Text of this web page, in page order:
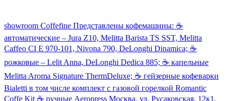
showroom Coffefine Представлены кофемашины: ☕️
автоматические – Jura Z10, Melitta Barista TS SST, Melitta
Caffeo CI Е 970-101, Nivona 790, DeLonghi Dinamica; ☕️
рожковые – Lelit Anna, DeLonghi Dedica 885; ☕️ капельные
Melitta Aroma Signature ThermDeluxe; ☕️ гейзерные кофеварки
Bialetti в том числе комплект с газовой горелкой Romantic
Coffe Kit ☕️ ручные Aeropress Москва, ул. Русаковская, 12к1,